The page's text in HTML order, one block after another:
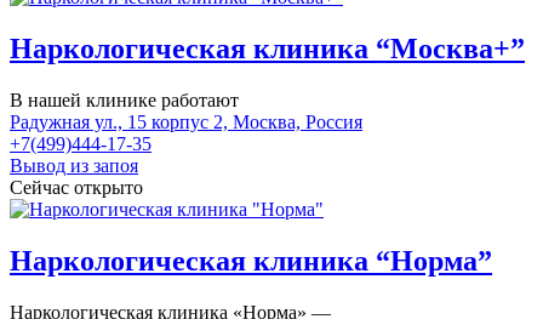
Наркологическая клиника “Москва+”
В нашей клинике работают
Радужная ул., 15 корпус 2, Москва, Россия
+7(499)444-17-35
Вывод из запоя
Сейчас открыто
Наркологическая клиника “Норма”
Наркологическая клиника «Норма» —